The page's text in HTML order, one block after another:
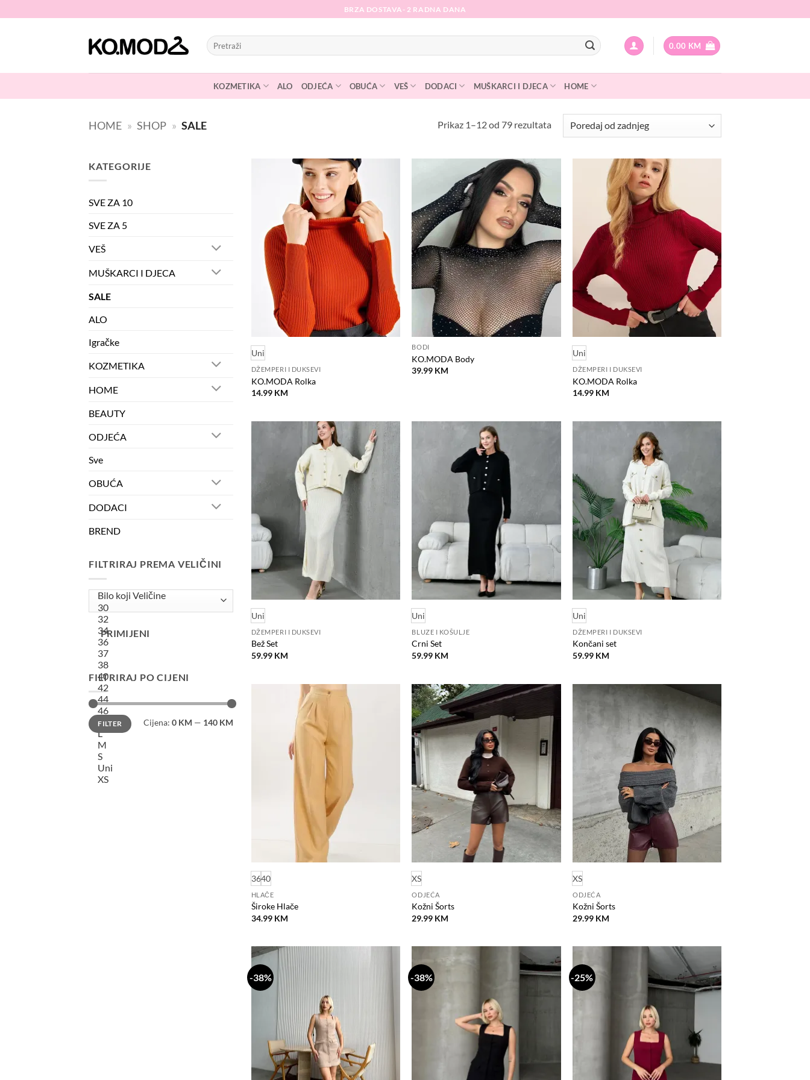
to
BRZA DOSTAVA- 2 RADNA DANA
Pretraži:
0.00 KM
KOZMETIKA ALO ODJEĆA OBUĆA VEŠ DODACI MUŠKARCI I DJECA HOME
HOME » SHOP » SALE Prikaz 1–12 od 79 rezultataSorted
KATEGORIJE
SVE ZA 10
SVE ZA 5
VEŠ
MUŠKARCI I DJECA
SALE
ALO
Igračke
KOZMETIKA
HOME
BEAUTY
ODJEĆA
Sve
OBUĆA
DODACI
BREND
FILTRIRAJ PREMA VELIČINI
PRIMIJENI
FILTRIRAJ PO CIJENI
Minimalna
cijena
Maksimalna
cijenaFILTER Cijena: 0 KM — 140 KM
listu
želja
Uni
DŽEMPERI I DUKSEVI
KO.MODA Rolka
14.99 KM
Dodaj
na
listu
želja
BODI
KO.MODA Body
39.99 KM
želja
Uni
DŽEMPERI I DUKSEVI
KO.MODA Rolka
14.99 KM
Dodaj
Uni
DŽEMPERI I DUKSEVI
Bež Set
59.99 KM
Uni
BLUZE I KOŠULJE
Crni Set
59.99 KM
Uni
DŽEMPERI I DUKSEVI
Končani set
59.99 KM
3640
HLAČE
Široke Hlače
34.99 KM
Dodaj
želja
XS
ODJEĆA
Kožni Šorts
29.99 KM
Dodaj
želja
XS
ODJEĆA
Kožni Šorts
29.99 KM
-38% -38%
Dodaj
-25%
Dodaj
na
listu